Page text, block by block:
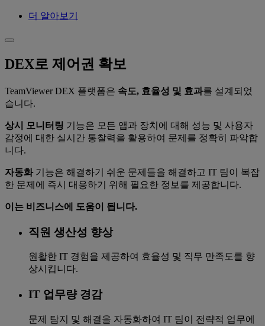
더 알아보기
DEX로 제어권 확보
TeamViewer DEX 플랫폼은 속도, 효율성 및 효과를 설계되었
습니다.
상시 모니터링 기능은 모든 앱과 장치에 대해 성능 및 사용자
감정에 대한 실시간 통찰력을 활용하여 문제를 정확히 파악합
니다.
자동화기능은 해결하기 쉬운 문제들을 해결하고 IT 팀이 복잡
한 문제에 즉시 대응하기 위해 필요한 정보를 제공합니다.
이는 비즈니스에 도움이 됩니다.
직원 생산성 향상
원활한 IT 경험을 제공하여 효율성 및 직무 만족도를 향
상시킵니다.
IT 업무량 경감
문제 탐지 및 해결을 자동화하여 IT 팀이 전략적 업무에